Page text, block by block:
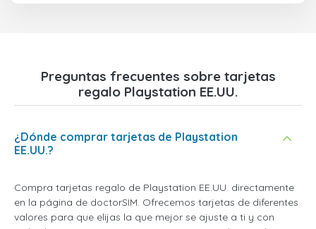
Preguntas frecuentes sobre tarjetas
regalo Playstation EE.UU.
¿Dónde comprar tarjetas de Playstation
EE.UU.?
Compra tarjetas regalo de Playstation EE.UU. directamente
en la página de doctorSIM. Ofrecemos tarjetas de diferentes
valores para que elijas la que mejor se ajuste a ti y con